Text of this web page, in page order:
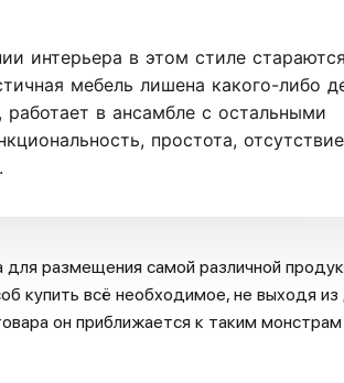
интерьера в этом стиле стараются
мебель лишена какого-либо
в ансамбле с остальными
простота, отсутствие
размещения самой различной
купить всё необходимое, не выходя
он приближается к таким